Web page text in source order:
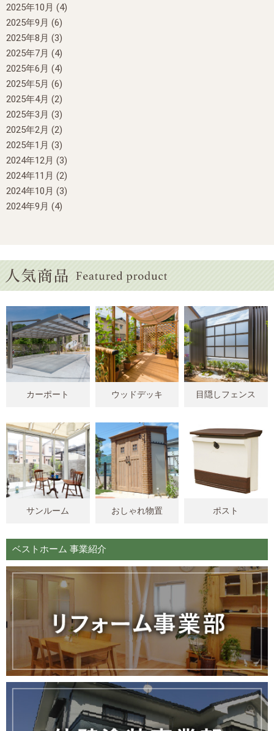
2025年10月 (4)
2025年9月 (6)
2025年8月 (3)
2025年7月 (4)
2025年6月 (4)
2025年5月 (6)
2025年4月 (2)
2025年3月 (3)
2025年2月 (2)
2025年1月 (3)
2024年12月 (3)
2024年11月 (2)
2024年10月 (3)
2024年9月 (4)
カーポート ウッドデッキ 目隠しフェンス
サンルーム おしゃれ物置 ポスト
ベストホーム 事業紹介